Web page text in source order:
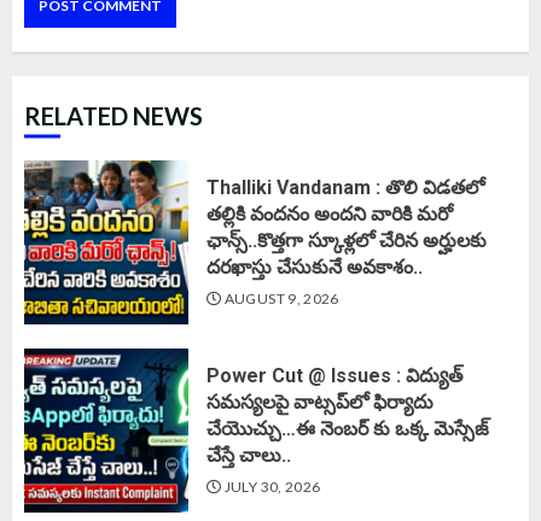
RELATED NEWS
Thalliki Vandanam : తొలి విడతలో
తల్లికి వందనం అందని వారికి మరో
ఛాన్స్..కొత్తగా స్కూళ్లలో చేరిన అర్హులకు
దరఖాస్తు చేసుకునే అవకాశం..
AUGUST 9, 2026
Power Cut @ Issues : విద్యుత్
సమస్యలపై వాట్సప్‌లో ఫిర్యాదు
చేయొచ్చు…ఈ నెంబర్ కు ఒక్క మెస్సేజ్
చేస్తే చాలు..
JULY 30, 2026